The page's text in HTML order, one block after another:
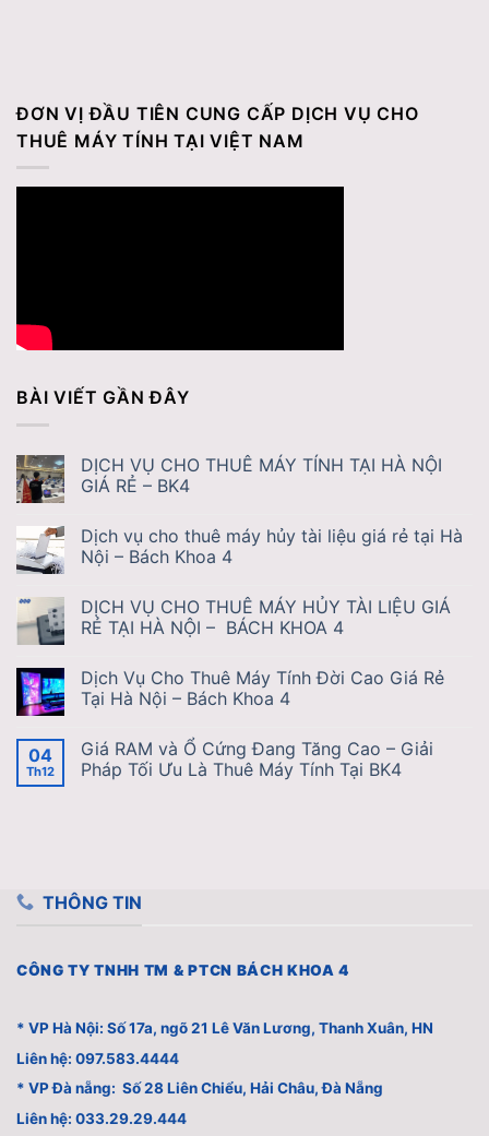
ĐƠN VỊ ĐẦU TIÊN CUNG CẤP DỊCH VỤ CHO
THUÊ MÁY TÍNH TẠI VIỆT NAM
BÀI VIẾT GẦN ĐÂY
DỊCH VỤ CHO THUÊ MÁY TÍNH TẠI HÀ NỘI
GIÁ RẺ – BK4
Dịch vụ cho thuê máy hủy tài liệu giá rẻ tại Hà
Nội – Bách Khoa 4
DỊCH VỤ CHO THUÊ MÁY HỦY TÀI LIỆU GIÁ
RẺ TẠI HÀ NỘI – BÁCH KHOA 4
Dịch Vụ Cho Thuê Máy Tính Đời Cao Giá Rẻ
Tại Hà Nội – Bách Khoa 4
04
Th12
Giá RAM và Ổ Cứng Đang Tăng Cao – Giải
Pháp Tối Ưu Là Thuê Máy Tính Tại BK4
THÔNG TIN
CÔNG TY TNHH TM & PTCN BÁCH KHOA 4
* VP Hà Nội: Số 17a, ngõ 21 Lê Văn Lương, Thanh Xuân, HN
Liên hệ: 097.583.4444
* VP Đà nẵng: Số 28 Liên Chiểu, Hải Châu, Đà Nẵng
Liên hệ: 033.29.29.444